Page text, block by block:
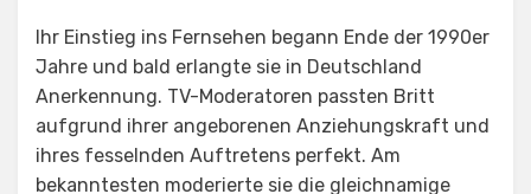
Ihr Einstieg ins Fernsehen begann Ende der 1990er
Jahre und bald erlangte sie in Deutschland
Anerkennung. TV-Moderatoren passten Britt
aufgrund ihrer angeborenen Anziehungskraft und
ihres fesselnden Auftretens perfekt. Am
bekanntesten moderierte sie die gleichnamige